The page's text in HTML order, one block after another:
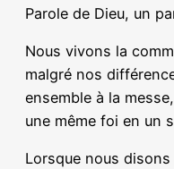
Parole de Dieu, un
Nous vivons la
malgré nos
ensemble à la
une même foi en un
Lorsque nous